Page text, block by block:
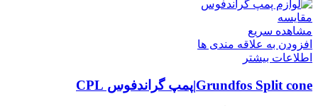
مقایسه
مشاهده سریع
افزودن به علاقه مندی ها
اطلاعات بیشتر
Grundfos Split cone|پمپ گراندفوس CPL